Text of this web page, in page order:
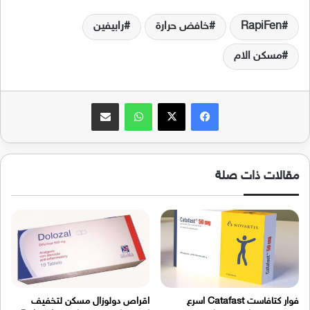
RapiFen خافض حرارة رابيفين
مسكن الام
فيسبوك‫X واتساب مشاركة عبر البريد
مقالات ذات صلة
فوار كتافاست Catafast اسرع
اقراص دولوزال مسكن لتخفيف